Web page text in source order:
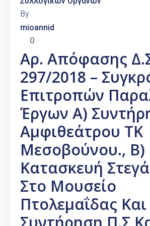
By
mioannid
0
Αρ. Απόφασης
297/2018 –
Επιτροπών
Έργων Α)
Αμφιθεάτρου ΤΚ
Μεσοβούνου., Β)
Κατασκευή
Στο Μουσείο
Πτολεμαΐδας Και